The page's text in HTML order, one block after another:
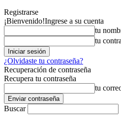
Registrarse
¡Bienvenido!Ingrese a su cuenta
tu
tu
¿Olvidaste tu contraseña?
Recuperación de contraseña
Recupera tu contraseña
tu
Buscar